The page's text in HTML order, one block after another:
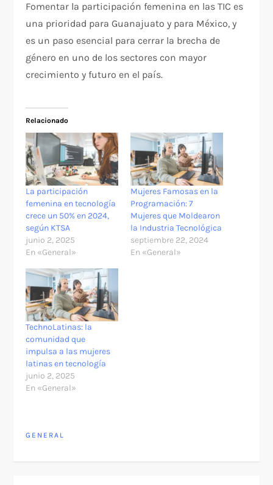
Fomentar la participación femenina en las TIC es
una prioridad para Guanajuato y para México, y
es un paso esencial para cerrar la brecha de
género en uno de los sectores con mayor
crecimiento y futuro en el país.
Relacionado
La participación
femenina en tecnología
crece un 50% en 2024,
según KTSA
junio 2, 2025
En «General»
Mujeres Famosas en la
Programación: 7
Mujeres que Moldearon
la Industria Tecnológica
septiembre 22, 2024
En «General»
TechnoLatinas: la
comunidad que
impulsa a las mujeres
latinas en tecnología
junio 2, 2025
En «General»
GENERAL